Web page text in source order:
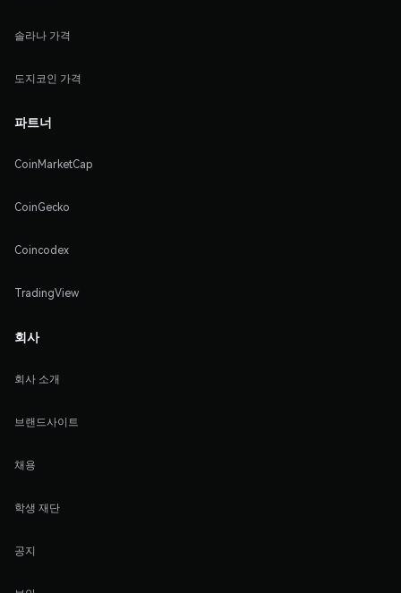
솔라나 가격
도지코인 가격
파트너
CoinMarketCap
CoinGecko
Coincodex
TradingView
회사
회사 소개
브랜드사이트
채용
학생 재단
공지